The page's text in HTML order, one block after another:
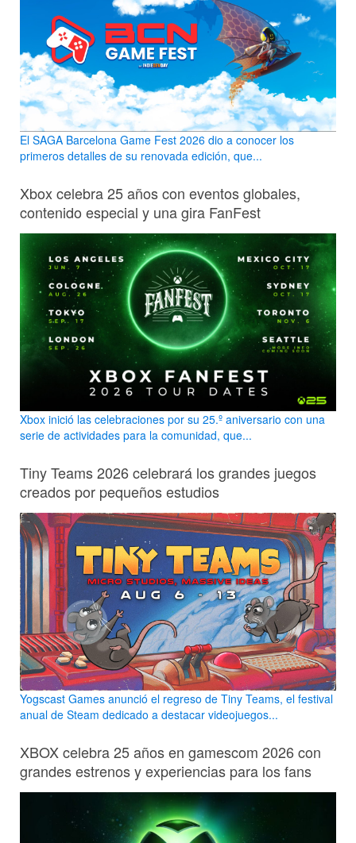
El SAGA Barcelona Game Fest 2026 dio a conocer los
primeros detalles de su renovada edición, que...
Xbox celebra 25 años con eventos globales,
contenido especial y una gira FanFest
Xbox inició las celebraciones por su 25.º aniversario con una
serie de actividades para la comunidad, que...
Tiny Teams 2026 celebrará los grandes juegos
creados por pequeños estudios
Yogscast Games anunció el regreso de Tiny Teams, el festival
anual de Steam dedicado a destacar videojuegos...
XBOX celebra 25 años en gamescom 2026 con
grandes estrenos y experiencias para los fans